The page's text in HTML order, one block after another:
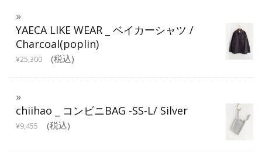
YAECA LIKE WEAR _ ベイカーシャツ /
Charcoal(poplin)
¥25,300 (税込)
chiihao _ コンビニBAG -SS-L/ Silver
¥9,455 (税込)